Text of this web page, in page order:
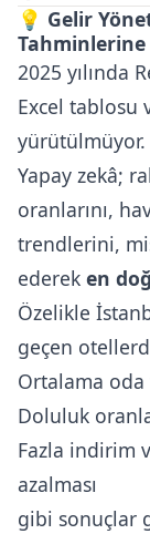
💡 Gelir
Tahminlerine
2025 yılında
Excel tablosu
yürütülmüyor.
Yapay zekâ;
oranlarını,
trendlerini,
ederek en
Özelikle
geçen
Ortalama oda
Doluluk
Fazla indirim
azalması
gibi sonuçlar